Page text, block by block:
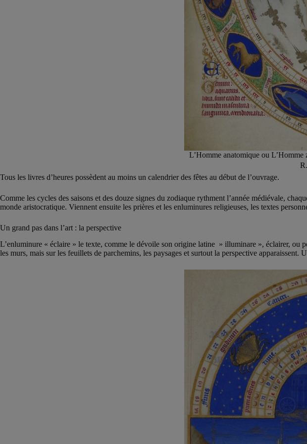
L’Homme anatomique ou
Tous les livres d’heures possèdent au moins un calendrier des fêtes au début de l’ouvrage.
Comme les cycles des saisons et des douze signes du zodiaque rythment l’année médiévale,
monde aristocratique. Viennent ensuite les prières et les enluminures religieuses, les textes
Un grand pas dans l’art : la perspective
L’enluminure « éclaire » le texte, comme le dévoile son origine latine » illuminare », éclairer,
les murs, mais sur les feuillets de parchemins, les paysages et surtout la perspective